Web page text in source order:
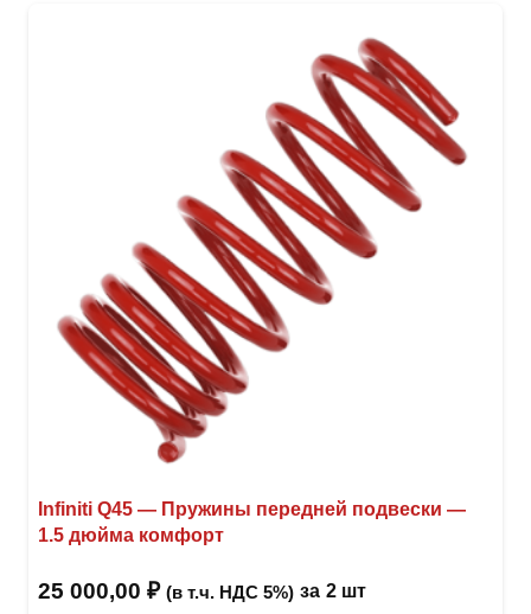
Infiniti Q45 — Пружины передней подвески —
1.5 дюйма комфорт
25 000,00 ₽ (в т.ч. НДС 5%) за 2 шт